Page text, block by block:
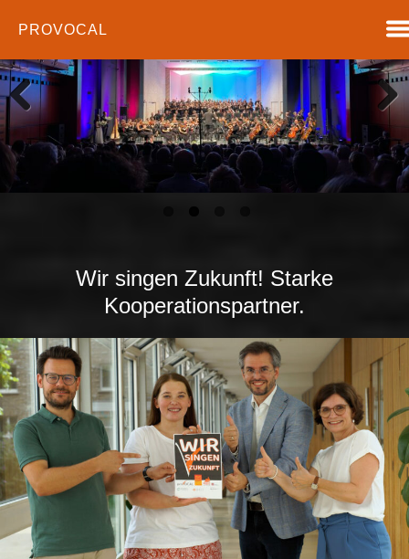
PROVOCAL
PREVIOUS NEXT
Wir singen Zukunft! Starke
Kooperationspartner.